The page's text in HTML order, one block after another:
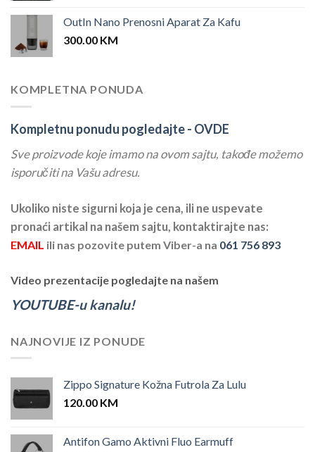
OutIn Nano Prenosni Aparat Za Kafu
300.00 KM
KOMPLETNA PONUDA
Kompletnu ponudu pogledajte - OVDE
Sve proizvode koje imamo na ovom sajtu, takođe možemo
isporučiti na Vašu adresu.
Ukoliko niste sigurni koja je cena, ili ne uspevate
pronaći artikal na našem sajtu, kontaktirajte nas:
EMAIL ili nas pozovite putem Viber-a na 061 756 893
Video prezentacije pogledajte na našem
YOUTUBE-u kanalu!
NAJNOVIJE IZ PONUDE
Zippo Signature Kožna Futrola Za Lulu
120.00 KM
Antifon Gamo Aktivni Fluo Earmuff